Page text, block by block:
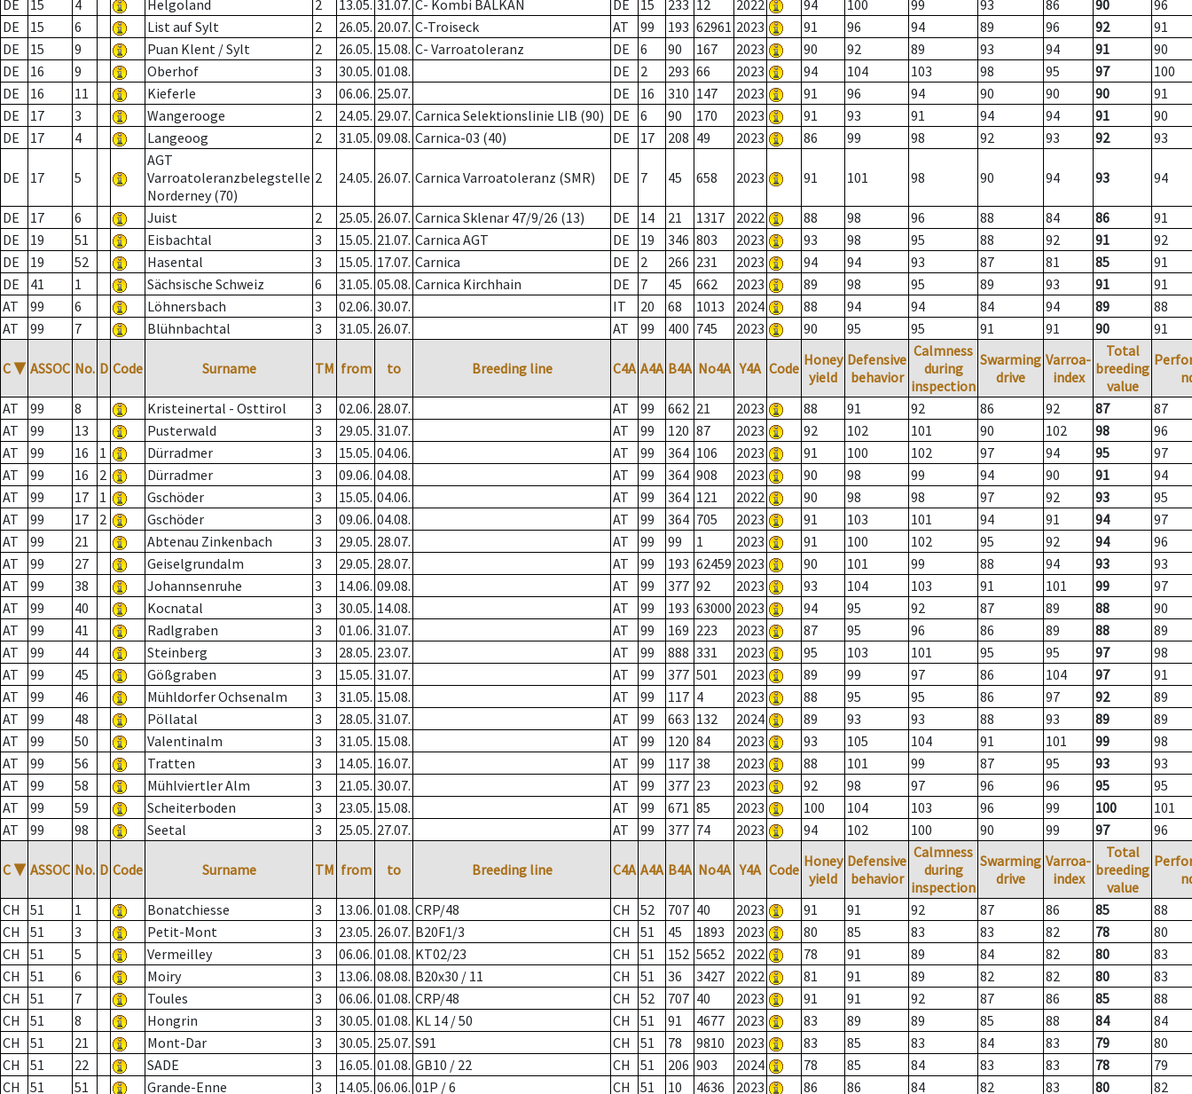
DE
15 4 Helgoland 2 13.05. 31.07. C- Kombi BALKAN DE 15 233 12 2022 94 100 99 93 86 90
96
DE
15 6 List auf Sylt 2 26.05. 20.07. C-Troiseck AT 99 193 62961 2023 91 96 94 89 96 92
91
DE
15 9 Puan Klent / Sylt 2 26.05. 15.08. C- Varroatoleranz DE 6 90 167 2023 90 92 89 93 94 91
90
DE
16 9 Oberhof 3 30.05. 01.08. DE 2 293 66 2023 94 104 103 98 95 97
100
DE
16 11 Kieferle 3 06.06. 25.07. DE 16 310 147 2023 91 96 94 90 90 90
91
DE
17 3 Wangerooge 2 24.05. 29.07. Carnica Selektionslinie LIB (90) DE 6 90 170 2023 91 93 91 94 94 91
90
DE
17 4 Langeoog 2 31.05. 09.08. Carnica-03 (40) DE 17 208 49 2023 86 99 98 92 93 92 93
DE 17 5
AGT
Varroatoleranzbelegstelle
Norderney (70)
2 24.05. 26.07. Carnica Varroatoleranz (SMR) DE 7 45 658 2023 91 101 98 90 94 93 94
DE 17 6 Juist 2 25.05. 26.07. Carnica Sklenar 47/9/26 (13) DE 14 21 1317 2022 88 98 96 88 84 86
91
DE
19 51 Eisbachtal 3 15.05. 21.07. Carnica AGT DE 19 346 803 2023 93 98 95 88 92 91
92
DE
19 52 Hasental 3 15.05. 17.07. Carnica DE 2 266 231 2023 94 94 93 87 81 85
91
DE
41 1 Sächsische Schweiz 6 31.05. 05.08. Carnica Kirchhain DE 7 45 662 2023 89 98 95 89 93 91
91
AT
99 6 Löhnersbach 3 02.06. 30.07. IT 20 68 1013 2024 88 94 94 84 94 89
88
AT
99 7 Blühnbachtal 3 31.05. 26.07. AT 99 400 745 2023 90 95 95 91 91 90 91
C ▼ ASSOC No. D Code Surname TM from to Breeding line C4A A4A B4A No4A Y4A Code Honey
yield
Defensive
behavior
Calmness
during
inspection
Swarming
drive
Varroa-
index
Total
breeding
value
AT
99 8 Kristeinertal - Osttirol 3 02.06. 28.07. AT 99 662 21 2023 88 91 92 86 92 87
87
AT
99 13 Pusterwald 3 29.05. 31.07. AT 99 120 87 2023 92 102 101 90 102 98
96
AT
99 16 1 Dürradmer 3 15.05. 04.06. AT 99 364 106 2023 91 100 102 97 94 95
97
AT
99 16 2 Dürradmer 3 09.06. 04.08. AT 99 364 908 2023 90 98 99 94 90 91
94
AT
99 17 1 Gschöder 3 15.05. 04.06. AT 99 364 121 2022 90 98 98 97 92 93
95
AT
99 17 2 Gschöder 3 09.06. 04.08. AT 99 364 705 2023 91 103 101 94 91 94
97
AT
99 21 Abtenau Zinkenbach 3 29.05. 28.07. AT 99 99 1 2023 91 100 102 95 92 94
96
AT
99 27 Geiselgrundalm 3 29.05. 28.07. AT 99 193 62459 2023 90 101 99 88 94 93
93
AT
99 38 Johannsenruhe 3 14.06. 09.08. AT 99 377 92 2023 93 104 103 91 101 99
97
AT
99 40 Kocnatal 3 30.05. 14.08. AT 99 193 63000 2023 94 95 92 87 89 88
90
AT
99 41 Radlgraben 3 01.06. 31.07. AT 99 169 223 2023 87 95 96 86 89 88
89
AT
99 44 Steinberg 3 28.05. 23.07. AT 99 888 331 2023 95 103 101 95 95 97
98
AT
99 45 Gößgraben 3 15.05. 31.07. AT 99 377 501 2023 89 99 97 86 104 97
91
AT
99 46 Mühldorfer Ochsenalm 3 31.05. 15.08. AT 99 117 4 2023 88 95 95 86 97 92
89
AT
99 48 Pöllatal 3 28.05. 31.07. AT 99 663 132 2024 89 93 93 88 93 89
89
AT
99 50 Valentinalm 3 31.05. 15.08. AT 99 120 84 2023 93 105 104 91 101 99
98
AT
99 56 Tratten 3 14.05. 16.07. AT 99 117 38 2023 88 101 99 87 95 93
93
AT
99 58 Mühlviertler Alm 3 21.05. 30.07. AT 99 377 23 2023 92 98 97 96 96 95
95
AT
99 59 Scheiterboden 3 23.05. 15.08. AT 99 671 85 2023 100 104 103 96 99 100
101
AT
99 98 Seetal 3 25.05. 27.07. AT 99 377 74 2023 94 102 100 90 99 97 96
C ▼ ASSOC No. D Code Surname TM from to Breeding line C4A A4A B4A No4A Y4A Code Honey
yield
Defensive
behavior
Calmness
during
inspection
Swarming
drive
Varroa-
index
Total
breeding
value
CH
51 1 Bonatchiesse 3 13.06. 01.08. CRP/48 CH 52 707 40 2023 91 91 92 87 86 85
88
CH
51 3 Petit-Mont 3 23.05. 26.07. B20F1/3 CH 51 45 1893 2023 80 85 83 83 82 78
80
CH
51 5 Vermeilley 3 06.06. 01.08. KT02/23 CH 51 152 5652 2022 78 91 89 84 82 80
83
CH
51 6 Moiry 3 13.06. 08.08. B20x30 / 11 CH 51 36 3427 2022 81 91 89 82 82 80
83
CH
51 7 Toules 3 06.06. 01.08. CRP/48 CH 52 707 40 2023 91 91 92 87 86 85
88
CH
51 8 Hongrin 3 30.05. 01.08. KL 14 / 50 CH 51 91 4677 2023 83 89 89 85 88 84
84
CH
51 21 Mont-Dar 3 30.05. 25.07. S91 CH 51 78 9810 2023 83 85 83 84 83 79
80
CH
51 22 SADE 3 16.05. 01.08. GB10 / 22 CH 51 206 903 2024 78 85 84 83 83 78
79
CH
51 51 Grande-Enne 3 14.05. 06.06. 01P / 6 CH 51 10 4636 2023 86 86 84 82 83 80 82